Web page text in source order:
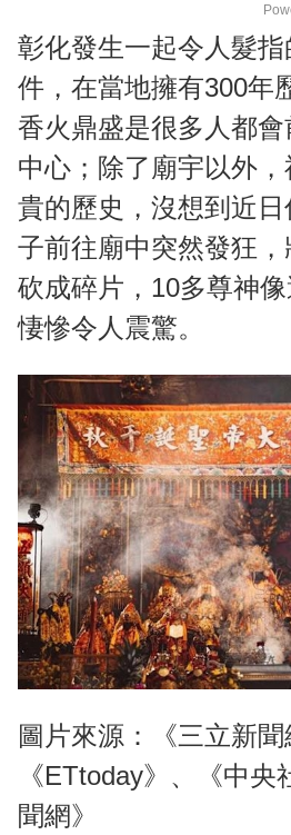
彰化發生一起令人髮
件，在當地擁有300年
香火鼎盛是很多人都
中心；除了廟宇以外
貴的歷史，沒想到近
子前往廟中突然發狂
砍成碎片，10多尊神
悽慘令人震驚。
圖片來源：《三立新聞
《ETtoday》、《中
聞網》